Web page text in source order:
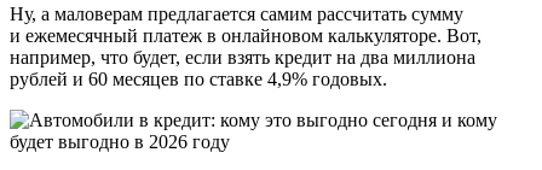
Ну, а маловерам предлагается самим рассчитать сумму
и ежемесячный платеж в онлайновом калькуляторе. Вот,
например, что будет, если взять кредит на два миллиона
рублей и 60 месяцев по ставке 4,9% годовых.